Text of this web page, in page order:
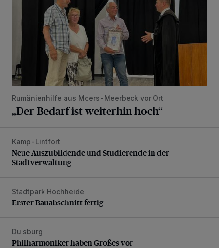
Rumänienhilfe aus Moers-Meerbeck vor Ort
„Der Bedarf ist weiterhin hoch“
Neue Auszubildende und Studierende in der
Kamp-Lintfort
Neue Auszubildende und Studierende in der
Stadtverwaltung
Erster Bauabschnitt fertig
Stadtpark Hochheide
Erster Bauabschnitt fertig
Philharmoniker haben Großes vor
Duisburg
Philharmoniker haben Großes vor